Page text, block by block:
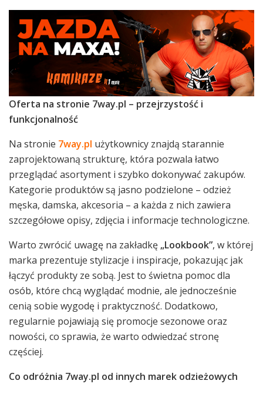
Oferta na stronie 7way.pl – przejrzystość i
funkcjonalność
Na stronie 7way.pl użytkownicy znajdą starannie
zaprojektowaną strukturę, która pozwala łatwo
przeglądać asortyment i szybko dokonywać zakupów.
Kategorie produktów są jasno podzielone – odzież
męska, damska, akcesoria – a każda z nich zawiera
szczegółowe opisy, zdjęcia i informacje technologiczne.
Warto zwrócić uwagę na zakładkę „Lookbook”, w której
marka prezentuje stylizacje i inspiracje, pokazując jak
łączyć produkty ze sobą. Jest to świetna pomoc dla
osób, które chcą wyglądać modnie, ale jednocześnie
cenią sobie wygodę i praktyczność. Dodatkowo,
regularnie pojawiają się promocje sezonowe oraz
nowości, co sprawia, że warto odwiedzać stronę
częściej.
Co odróżnia 7way.pl od innych marek odzieżowych